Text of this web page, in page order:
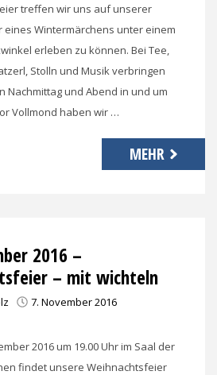
treffen wir uns auf unserer
eines Wintermärchens unter einem
erleben zu können. Bei Tee,
Stolln und Musik verbringen
Nachmittag und Abend in und um
Vollmond haben wir …
MEHR
2016 –
– mit wichteln
7. November 2016
2016 um 19.00 Uhr im Saal der
findet unsere Weihnachtsfeier